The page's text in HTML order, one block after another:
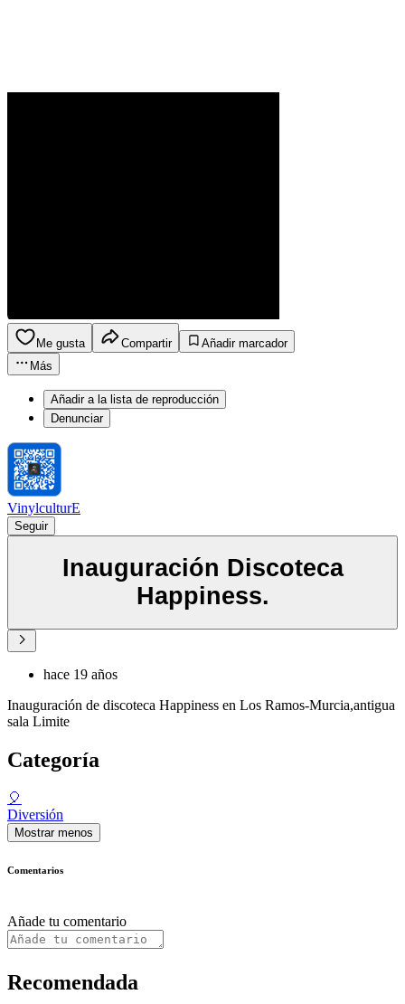
Me gusta Compartir
Añadir marcador
Más
Añadir a la lista de reproducción
Denunciar
VinylculturE
Seguir
Inauguración Discoteca
Happiness.
hace 19 años
Inauguración de discoteca Happiness en Los Ramos-Murcia,antigua
sala Limite
Categoría
🎈
Diversión
Mostrar menos
Comentarios
Añade tu comentario
Recomendada